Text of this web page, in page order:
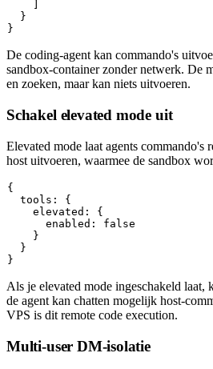
  }
De coding-agentkan commando's
sandbox-container zonder netwerk. De
en zoeken, maar kan niets uitvoeren.
Schakel elevated mode uit
Elevated mode laat agents commando's
host uitvoeren, waarmee de sandbox
{
  tools: {
    elevated: {
      enabled: false
    }
  }
Als je elevated mode ingeschakeld laat,
de agent kan chatten mogelijk host-
VPS is dit remote code execution.
Multi-user DM-isolatie